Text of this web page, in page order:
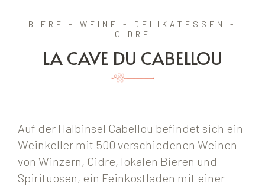
BIERE - WEINE - DELIKATESSEN -
CIDRE
LA CAVE DU CABELLOU
Auf der Halbinsel Cabellou befindet sich ein
Weinkeller mit 500 verschiedenen Weinen
von Winzern, Cidre, lokalen Bieren und
Spirituosen, ein Feinkostladen mit einer